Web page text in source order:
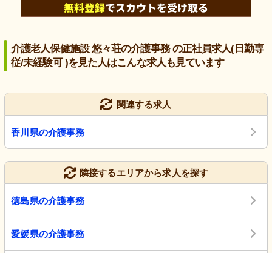
介護老人保健施設 悠々荘の介護事務 の正社員求人(日勤専
従/未経験可 )を見た人はこんな求人も見ています
関連する求人
香川県の介護事務
隣接するエリアから求人を探す
徳島県の介護事務
愛媛県の介護事務